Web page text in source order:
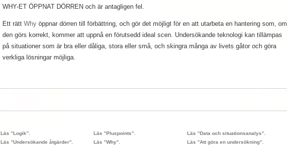
WHY-ET ÖPPNAT DÖRREN och är antagligen fel.
Ett rätt Why öppnar dörren till förbättring, och gör det möjligt för en att utarbeta en hantering som, om
den görs korrekt, kommer att uppnå en förutsedd ideal scen. Undersökande teknologi kan tillämpas
på situationer som är bra eller dåliga, stora eller små, och skingra många av livets gåtor och göra
verkliga lösningar möjliga.
Läs ”Logik”.
Läs ”Undersökande åtgärder”.
Läs ”Pluspoints”.
Läs ”Why”.
Läs ”Data och situationsanalys”.
Läs ”Att göra en undersökning”.